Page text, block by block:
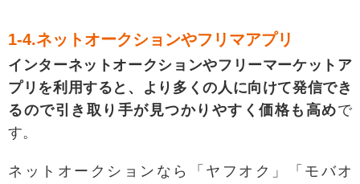
1-4.ネットオークションやフリマアプリ
インターネットオークションやフリーマーケットア
プリを利用すると、より多くの人に向けて発信でき
るので引き取り手が見つかりやすく価格も高めで
す。
ネットオークションなら「ヤフオク」「モバオ